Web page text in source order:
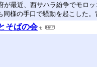
が最近、西サハラ紛争でモ
様の手口で騒動を起こした
そばの会